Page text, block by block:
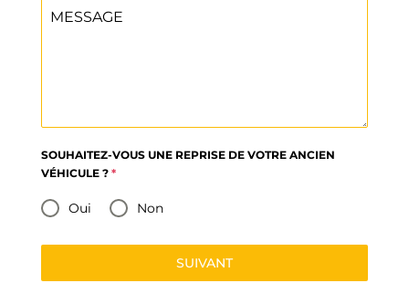
MESSAGE
SOUHAITEZ-VOUS UNE REPRISE DE VOTRE ANCIEN
VÉHICULE ? *
Oui Non
SUIVANT